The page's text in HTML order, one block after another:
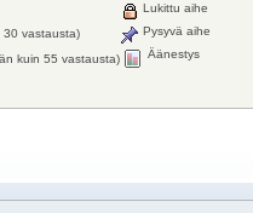
30 vastausta)
kuin 55 vastausta)
Lukittu aihe
Pysyvä aihe
Äänestys